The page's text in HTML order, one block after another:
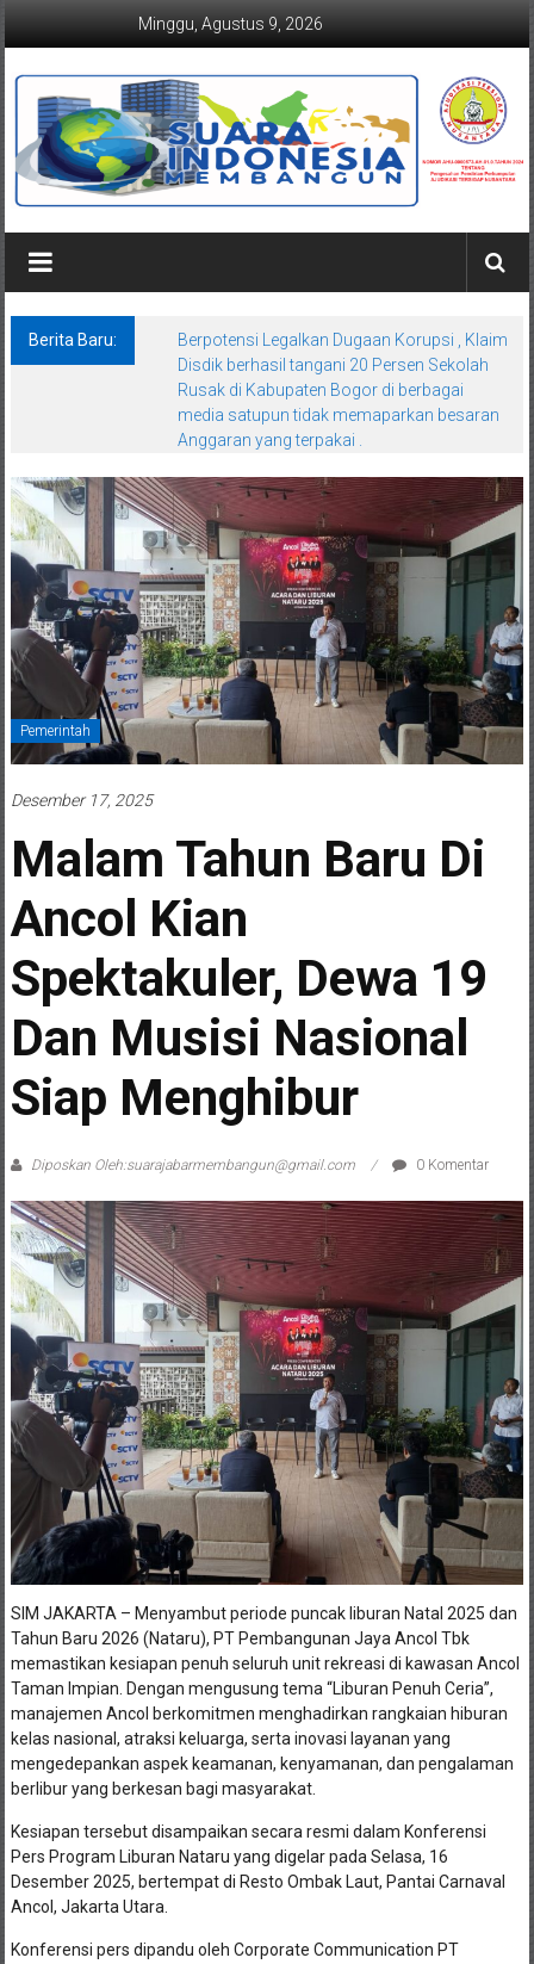
Minggu, Agustus 9, 2026
Berita Baru:
Berpotensi Legalkan Dugaan Korupsi , Klaim
Disdik berhasil tangani 20 Persen Sekolah
Rusak di Kabupaten Bogor di berbagai
media satupun tidak memaparkan besaran
Anggaran yang terpakai .
Pemerintah
Desember 17, 2025
Malam Tahun Baru Di
Ancol Kian
Spektakuler, Dewa 19
Dan Musisi Nasional
Siap Menghibur
Diposkan Oleh:suarajabarmembangun@gmail.com 0 Komentar
SIM JAKARTA – Menyambut periode puncak liburan Natal 2025 dan
Tahun Baru 2026 (Nataru), PT Pembangunan Jaya Ancol Tbk
memastikan kesiapan penuh seluruh unit rekreasi di kawasan Ancol
Taman Impian. Dengan mengusung tema “Liburan Penuh Ceria”,
manajemen Ancol berkomitmen menghadirkan rangkaian hiburan
kelas nasional, atraksi keluarga, serta inovasi layanan yang
mengedepankan aspek keamanan, kenyamanan, dan pengalaman
berlibur yang berkesan bagi masyarakat.
Kesiapan tersebut disampaikan secara resmi dalam Konferensi
Pers Program Liburan Nataru yang digelar pada Selasa, 16
Desember 2025, bertempat di Resto Ombak Laut, Pantai Carnaval
Ancol, Jakarta Utara.
Konferensi pers dipandu oleh Corporate Communication PT